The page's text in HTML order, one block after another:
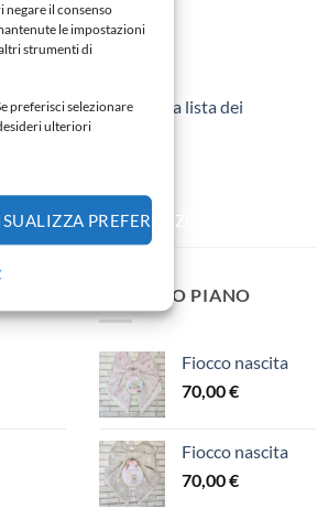
negare il consenso
le impostazioni
strumenti di
preferisci selezionare
ulteriori
PREFERENZE
PORTA PANNOLINI
Porta pannolini
30,00€
Aggiungi alla lista dei
desideri
IN PRIMO PIANO
Fiocco nascita
70,00€
Fiocco nascita
70,00€